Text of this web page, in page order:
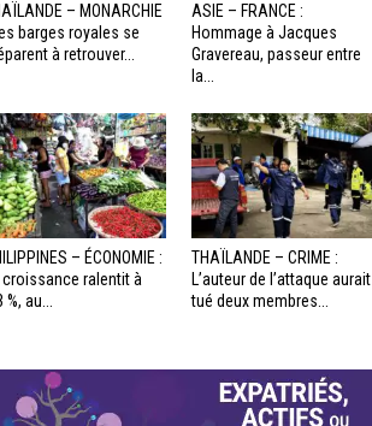
– MONARCHIE
barges royales se
à retrouver...
ASIE – FRANCE :
Hommage à Jacques
Gravereau, passeur entre
la...
– ÉCONOMIE :
croissance ralentit à
%, au...
THAÏLANDE – CRIME :
L’auteur de l’attaque aurait
tué deux membres...